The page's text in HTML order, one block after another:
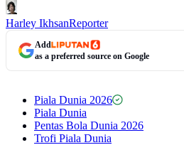
Harley IkhsanReporter
Add
as a preferred source on Google
Piala Dunia 2026
Piala Dunia
Pentas Bola Dunia 2026
Trofi Piala Dunia